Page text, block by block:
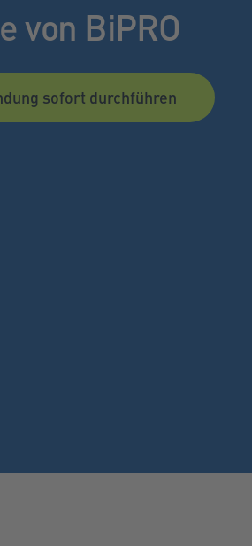
von BiPRO
sofort durchführen